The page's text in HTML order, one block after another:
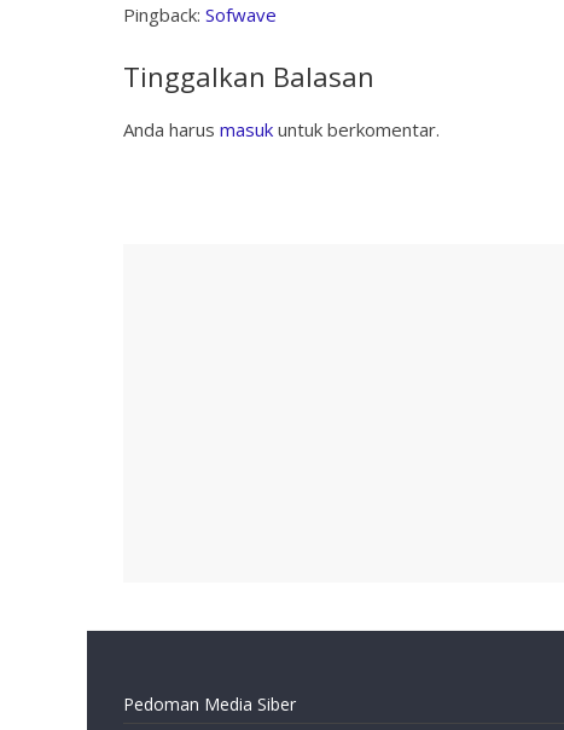
Pingback: Sofwave
Tinggalkan Balasan
Anda harus masuk untuk berkomentar.
Pedoman Media Siber